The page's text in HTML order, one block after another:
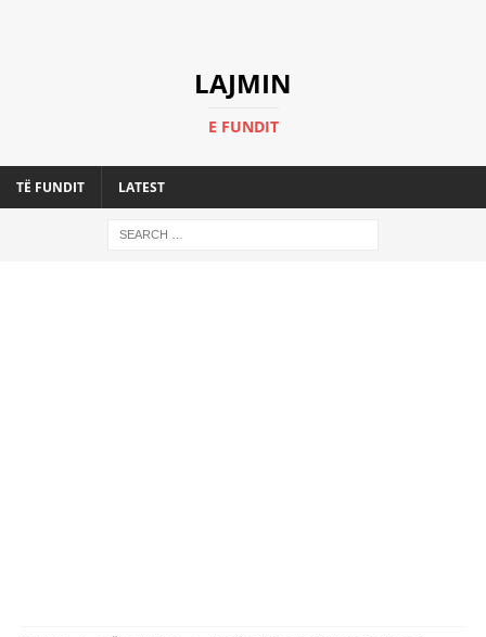
LAJMIN
E FUNDIT
TË FUNDIT LATEST